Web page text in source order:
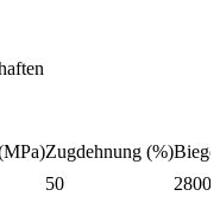
Zugdehnung (%)
50
2800